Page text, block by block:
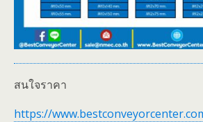
สนใจราคา
https://